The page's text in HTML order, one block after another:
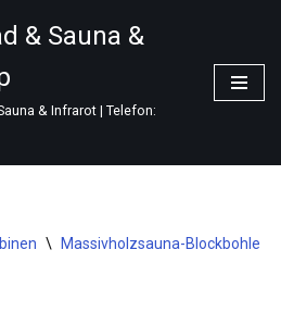
& Sauna &
& Infrarot | Telefon:
\ Massivholzsauna-Blockbohle